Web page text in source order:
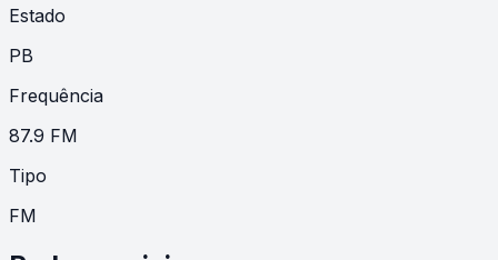
Estado
PB
Frequência
87.9 FM
Tipo
FM